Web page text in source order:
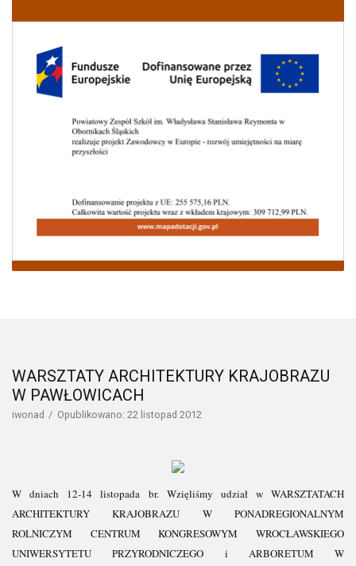
WARSZTATY ARCHITEKTURY KRAJOBRAZU
W PAWŁOWICACH
iwonad Opublikowano: 22 listopad 2012
W dniach 12-14 listopada br. Wzięliśmy udział w WARSZTATACH
ARCHITEKTURY KRAJOBRAZU W PONADREGIONALNYM
ROLNICZYM CENTRUM KONGRESOWYM WROCŁAWSKIEGO
UNIWERSYTETU PRZYRODNICZEGO i ARBORETUM W